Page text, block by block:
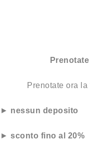
Prenotate ora
► nessun deposito
► sconto fino al 20%